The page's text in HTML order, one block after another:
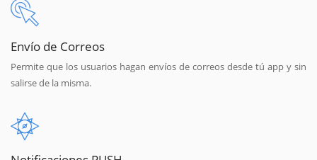
Envío de Correos
Permite que los usuarios hagan envíos de correos desde tú app y sin
salirse de la misma.